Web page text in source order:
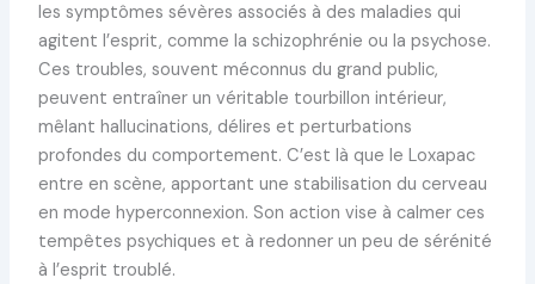
les symptômes sévères associés à des maladies qui
agitent l’esprit, comme la schizophrénie ou la psychose.
Ces troubles, souvent méconnus du grand public,
peuvent entraîner un véritable tourbillon intérieur,
mêlant hallucinations, délires et perturbations
profondes du comportement. C’est là que le Loxapac
entre en scène, apportant une stabilisation du cerveau
en mode hyperconnexion. Son action vise à calmer ces
tempêtes psychiques et à redonner un peu de sérénité
à l’esprit troublé.